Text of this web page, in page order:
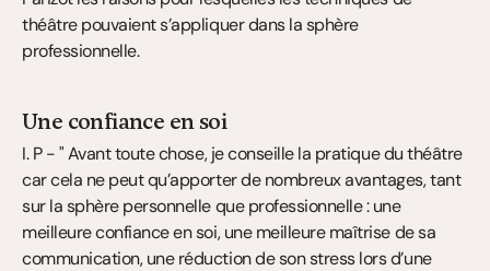
théâtre pouvaient s’appliquer dans la sphère
professionnelle.
Une confiance en soi
I. P - " Avant toute chose, je conseille la pratique du théâtre
car cela ne peut qu’apporter de nombreux avantages, tant
sur la sphère personnelle que professionnelle : une
meilleure confiance en soi, une meilleure maîtrise de sa
communication, une réduction de son stress lors d’une